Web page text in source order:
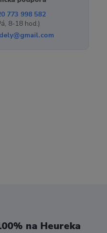
773 998 582
8-18 hod.)
na Heureka